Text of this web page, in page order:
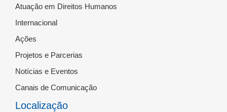
Atuação em Direitos Humanos
Internacional
Ações
Projetos e Parcerias
Notícias e Eventos
Canais de Comunicação
Localização